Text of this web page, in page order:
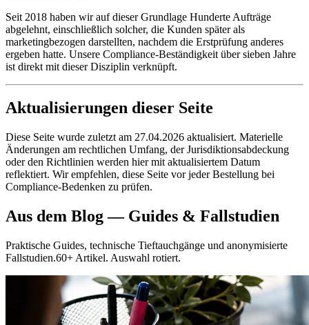
Seit 2018 haben wir auf dieser Grundlage Hunderte Aufträge
abgelehnt, einschließlich solcher, die Kunden später als
marketingbezogen darstellten, nachdem die Erstprüfung anderes
ergeben hatte. Unsere Compliance-Beständigkeit über sieben Jahre
ist direkt mit dieser Disziplin verknüpft.
Aktualisierungen dieser Seite
Diese Seite wurde zuletzt am 27.04.2026 aktualisiert. Materielle
Änderungen am rechtlichen Umfang, der Jurisdiktionsabdeckung
oder den Richtlinien werden hier mit aktualisiertem Datum
reflektiert. Wir empfehlen, diese Seite vor jeder Bestellung bei
Compliance-Bedenken zu prüfen.
Aus dem Blog — Guides & Fallstudien
Praktische Guides, technische Tieftauchgänge und anonymisierte
Fallstudien.60+ Artikel. Auswahl rotiert.